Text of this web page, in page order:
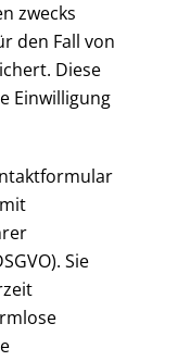
zwecks
den Fall von
Diese
Einwilligung
Sie